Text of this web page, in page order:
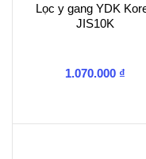
Lọc y gang YDK
JIS10K
1.070.000 ₫